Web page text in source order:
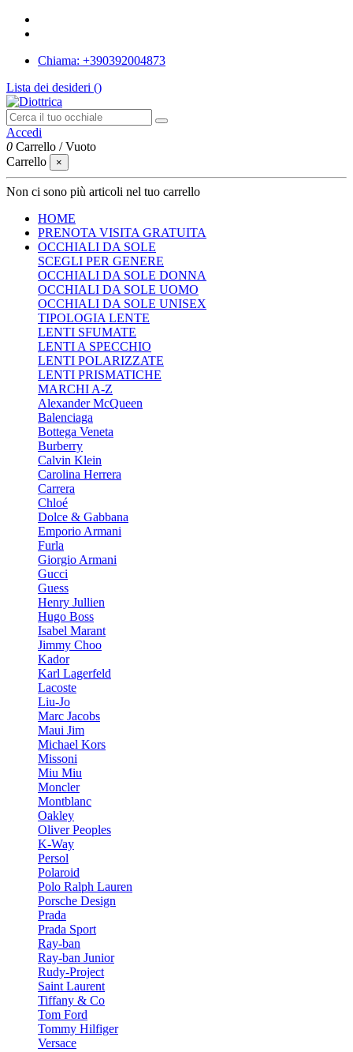
Chiama: +390392004873
Lista dei desideri ()
Accedi
0 Carrello /Vuoto
Carrello
×
Non ci sono più articoli nel tuo carrello
HOME
PRENOTA VISITA GRATUITA
OCCHIALI DA SOLE
SCEGLI PER GENERE
OCCHIALI DA SOLE DONNA
OCCHIALI DA SOLE UOMO
OCCHIALI DA SOLE UNISEX
TIPOLOGIA LENTE
LENTI SFUMATE
LENTI A SPECCHIO
LENTI POLARIZZATE
LENTI PRISMATICHE
MARCHI A-Z
Alexander McQueen
Balenciaga
Bottega Veneta
Burberry
Calvin Klein
Carolina Herrera
Carrera
Chloé
Dolce & Gabbana
Emporio Armani
Furla
Giorgio Armani
Gucci
Guess
Henry Jullien
Hugo Boss
Isabel Marant
Jimmy Choo
Kador
Karl Lagerfeld
Lacoste
Liu-Jo
Marc Jacobs
Maui Jim
Michael Kors
Missoni
Miu Miu
Moncler
Montblanc
Oakley
Oliver Peoples
K-Way
Persol
Polaroid
Polo Ralph Lauren
Porsche Design
Prada
Prada Sport
Ray-ban
Ray-ban Junior
Rudy-Project
Saint Laurent
Tiffany & Co
Tom Ford
Tommy Hilfiger
Versace